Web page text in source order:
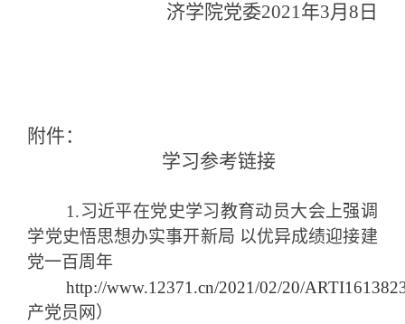
济学院党委2021年3月8日
附件：
学习参考链接
1.习近平在党史学习教育动员大会上强调
学党史悟思想办实事开新局 以优异成绩迎接建
党一百周年
http://www.12371.cn/2021/02/20/
产党员网）